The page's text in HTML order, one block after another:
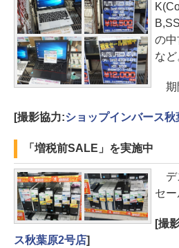
の中
など
期
[撮影協力:ショップインバース秋
「増税前SALE」を実施中
デ
セー
[撮
ス秋葉原2号店]